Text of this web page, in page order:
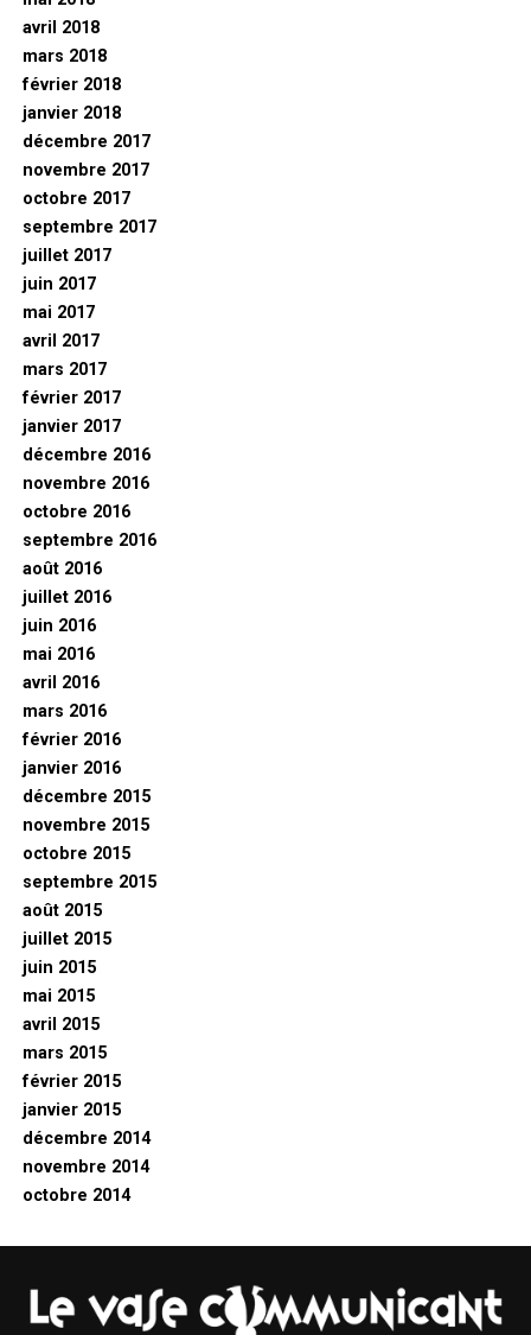
avril 2018
mars 2018
février 2018
janvier 2018
décembre 2017
novembre 2017
octobre 2017
septembre 2017
juillet 2017
juin 2017
mai 2017
avril 2017
mars 2017
février 2017
janvier 2017
décembre 2016
novembre 2016
octobre 2016
septembre 2016
août 2016
juillet 2016
juin 2016
mai 2016
avril 2016
mars 2016
février 2016
janvier 2016
décembre 2015
novembre 2015
octobre 2015
septembre 2015
août 2015
juillet 2015
juin 2015
mai 2015
avril 2015
mars 2015
février 2015
janvier 2015
décembre 2014
novembre 2014
octobre 2014